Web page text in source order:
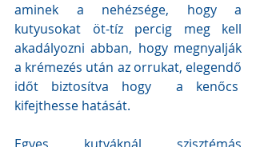
aminek a nehézsége, hogy a
kutyusokat öt-tíz percig meg kell
akadályozni abban, hogy megnyalják
a krémezés után az orrukat, elegendő
időt biztosítva hogy  a kenőcs
kifejthesse hatását.